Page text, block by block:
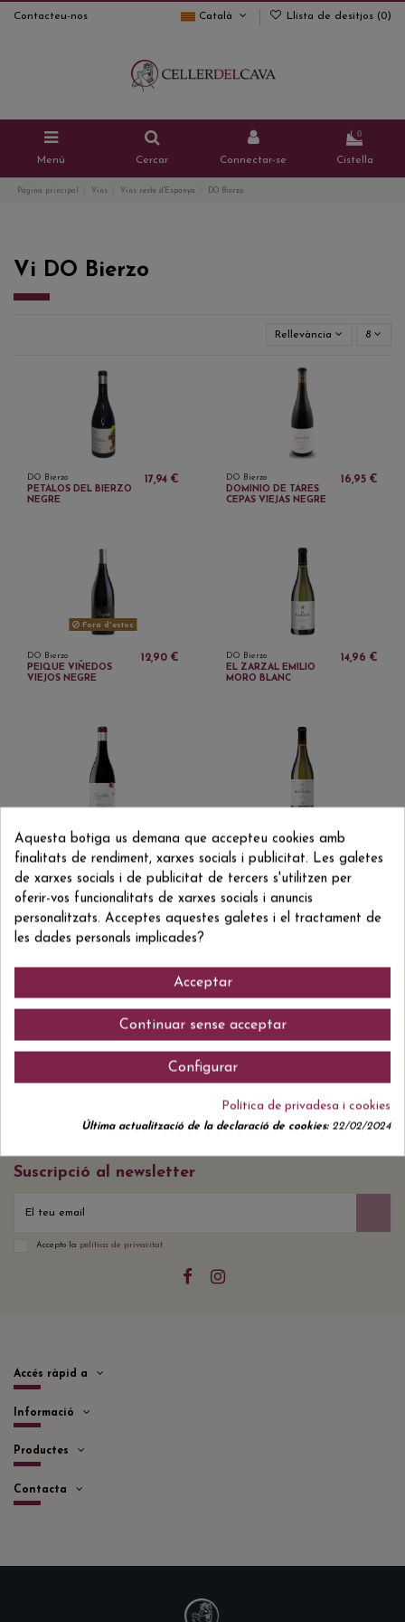
Contacteu-nos Català Llista de desitjos (0)
Menú Cercar Connectar-se
0
Cistella
Pàgina principal Vins Vins reste d'Espanya DO Bierzo
Vi DO Bierzo
Rellevància 8
DO Bierzo
PETALOS DEL BIERZO
NEGRE
17,94 € DO Bierzo
DOMINIO DE TARES
CEPAS VIEJAS NEGRE
16,95 €
Fora d'estoc
DO Bierzo
PEIQUE VIÑEDOS
VIEJOS NEGRE
12,90 € DO Bierzo
EL ZARZAL EMILIO
MORO BLANC
14,96 €
DO Bierzo
CORULLON 2021
NEGRE
52,70 € DO Bierzo
LA REVELIA EMILIO
MORO BLANC
28,89 €
PETIT PITTACUM NEGRE
Suscripció al newsletter
Accepto la política de privacitat
Accés ràpid a
Informació
Productes
Contacta
Aquesta botiga us demana que accepteu cookies amb
finalitats de rendiment, xarxes socials i publicitat. Les galetes
de xarxes socials i de publicitat de tercers s'utilitzen per
oferir-vos funcionalitats de xarxes socials i anuncis
personalitzats. Acceptes aquestes galetes i el tractament de
les dades personals implicades?
Acceptar
Continuar sense acceptar
Configurar
Política de privadesa i cookies
Última actualització de la declaració de cookies:22/02/2024